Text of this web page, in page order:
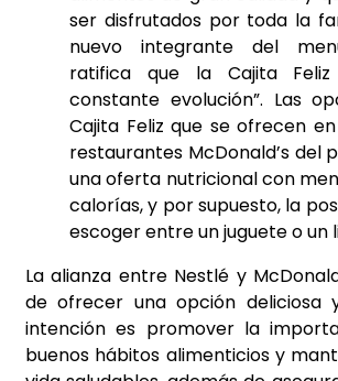
ser disfrutados por toda la
nuevo integrante del
ratifica que la Cajita
constante evolución”. Las
Cajita Feliz que se ofrecen
restaurantes McDonald’s del
una oferta nutricional con
calorías, y por supuesto, la
escoger entre un juguete o un
La alianza entre Nestlé y
de ofrecer una opción deliciosa
intención es promover la
buenos hábitos alimenticios y